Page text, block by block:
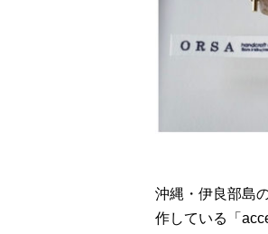
沖縄・伊良部島
作している「